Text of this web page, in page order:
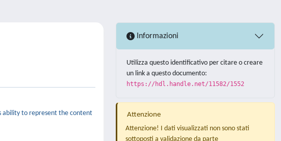
ability to represent the content
Informazioni
Utilizza questo identificativo per citare o creare
un link a questo documento:
https://hdl.handle.net/11582/1552
Attenzione
Attenzione! I dati visualizzati non sono stati
sottoposti a validazione da parte